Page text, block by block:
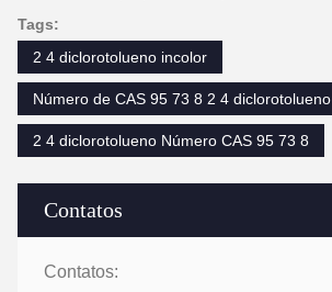
Contatos
Contatos:
Tags:
2 4 diclorotolueno incolor
Número de CAS 95 73 8 2 4 diclorotolueno
2 4 diclorotolueno Número CAS 95 73 8